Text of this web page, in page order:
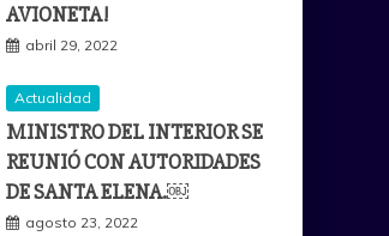
AVIONETA!
abril 29, 2022
Actualidad
MINISTRO DEL INTERIOR SE
REUNIÓ CON AUTORIDADES
DE SANTA ELENA.￼
agosto 23, 2022